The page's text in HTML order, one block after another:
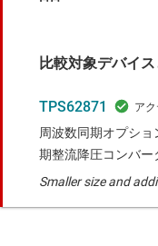
比較対象デバイス
TPS62871
周波数同期オプシ
期整流降圧コンバー
Smaller size and